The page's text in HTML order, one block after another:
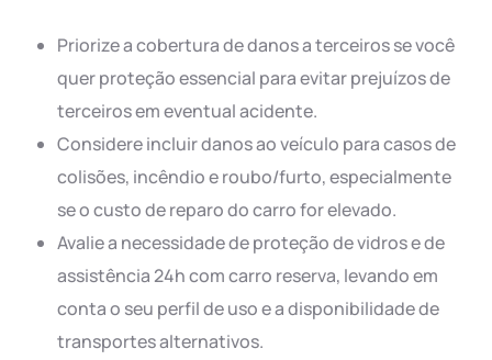
Priorize a cobertura de danos a terceiros se você
quer proteção essencial para evitar prejuízos de
terceiros em eventual acidente.
Considere incluir danos ao veículo para casos de
colisões, incêndio e roubo/furto, especialmente
se o custo de reparo do carro for elevado.
Avalie a necessidade de proteção de vidros e de
assistência 24h com carro reserva, levando em
conta o seu perfil de uso e a disponibilidade de
transportes alternativos.